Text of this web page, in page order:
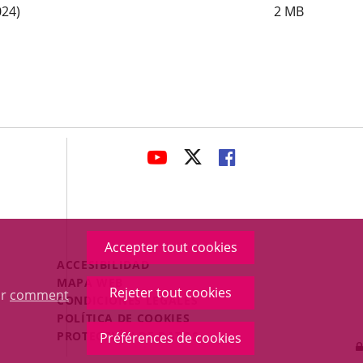
comment
Accepter tout cookies
Rejeter tout cookies
Préférences de cookies
2 MB
ENLACE
APLICACIÓN
EXTERNA.
ENLACE
APLICACIÓN
EXTERNA.
ENLACE
APLICACIÓN
EXTERNA.
Menú
Legal
Footer
ACCESIBILIDAD
MAPA WEB
CONDICIONES LEGALES
POLÍTICA DE COOKIES
PROTECCIÓN DE DATOS